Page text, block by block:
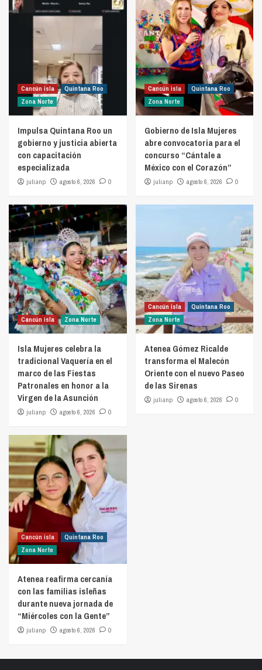
Cancún isla
Quintana Roo
Zona Norte
Impulsa Quintana Roo un
gobierno y justicia abierta
con capacitación
especializada
julianp agosto 6, 2026 0
Cancún isla
Quintana Roo
Zona Norte
Gobierno de Isla Mujeres
abre convocatoria para el
concurso “Cántale a
México con el Corazón”
julianp agosto 6, 2026 0
Cancún isla Zona Norte
Isla Mujeres celebra la
tradicional Vaquería en el
marco de las Fiestas
Patronales en honor a la
Virgen de la Asunción
julianp agosto 6, 2026 0
Cancún isla
Quintana Roo
Zona Norte
Atenea Gómez Ricalde
transforma el Malecón
Oriente con el nuevo Paseo
de las Sirenas
julianp agosto 6, 2026 0
Cancún isla
Quintana Roo
Zona Norte
Atenea reafirma cercanía
con las familias isleñas
durante nueva jornada de
“Miércoles con la Gente”
julianp agosto 6, 2026 0